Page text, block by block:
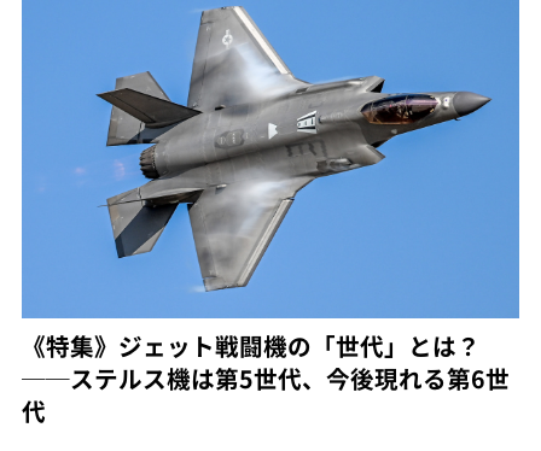
《特集》ジェット戦闘機の「世代」とは？
──ステルス機は第5世代、今後現れる第6世
代